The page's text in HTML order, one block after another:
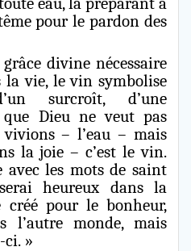
pour le pardon des
divine nécessaire
la vie, le vin symbolise
surcroît, d’une
que Dieu ne veut pas
– l’eau – mais
la joie – c’est le vin.
les mots de saint
heureux dans la
créé pour le bonheur,
l’autre monde, mais
ci. »